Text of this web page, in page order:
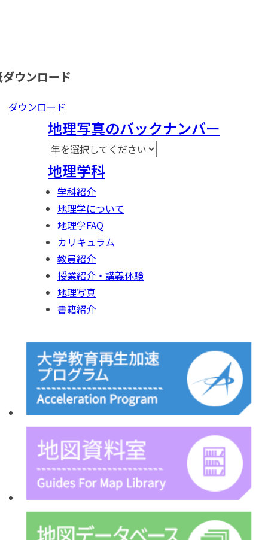
ウンロード
ダウンロード
地理写真のバックナンバー
地理学科
学科紹介
地理学について
地理学FAQ
カリキュラム
教員紹介
授業紹介・講義体験
地理写真
書籍紹介